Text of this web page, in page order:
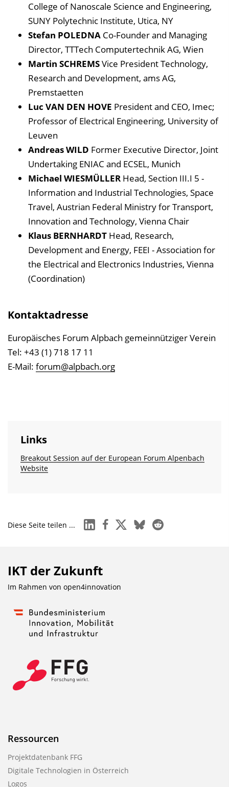
College of Nanoscale Science and Engineering,
SUNY Polytechnic Institute, Utica, NY
Stefan POLEDNA Co-Founder and Managing
Director, TTTech Computertechnik AG, Wien
Martin SCHREMSVice President Technology,
Research and Development, ams AG,
Premstaetten
Luc VAN DEN HOVE President and CEO, Imec;
Professor of Electrical Engineering, University of
Leuven
Andreas WILD Former Executive Director, Joint
Undertaking ENIAC and ECSEL, Munich
Michael WIESMÜLLER Head, Section III.I 5 -
Information and Industrial Technologies, Space
Travel, Austrian Federal Ministry for Transport,
Innovation and Technology, Vienna Chair
Klaus BERNHARDT Head, Research,
Development and Energy, FEEI - Association for
the Electrical and Electronics Industries, Vienna
(Coordination)
Kontaktadresse
Europäisches Forum Alpbach gemeinnütziger Verein
Tel: +43 (1) 718 17 11
E-Mail: forum@alpbach.org
Links
Breakout Session auf der European Forum Alpenbach
Website
Diese Seite teilen ... linkedinfacebook
x blueskyreddit
IKT der Zukunft
Im Rahmen von open4innovation
Ressourcen
Projektdatenbank FFG
Digitale Technologien in Österreich
Logos